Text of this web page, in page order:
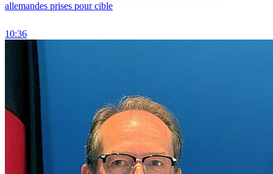
allemandes prises pour cible
10:36